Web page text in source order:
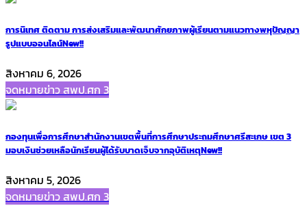
การนิเทศ ติดตาม การส่งเสริมและพัฒนาศักยภาพผู้เรียนตามแนวทางพหุปัญญา
รูปแบบออนไลน์New!!
สิงหาคม 6, 2026
จดหมายข่าว สพป.ศก 3
กองทุนเพื่อการศึกษาสำนักงานเขตพื้นที่การศึกษาประถมศึกษาศรีสะเกษ เขต 3
มอบเงินช่วยเหลือนักเรียนผู้ได้รับบาดเจ็บจากอุบัติเหตุNew!!
สิงหาคม 5, 2026
จดหมายข่าว สพป.ศก 3